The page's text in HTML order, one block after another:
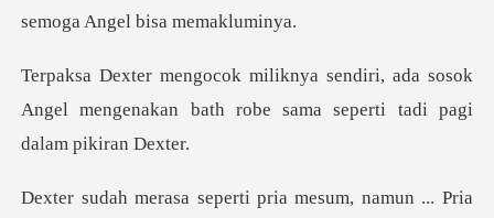
, ada sosok
Angel mengenakan bath robe sa
. Pria